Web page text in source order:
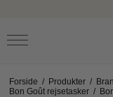
Forside / Produkter /
Bon Goût rejsetasker /